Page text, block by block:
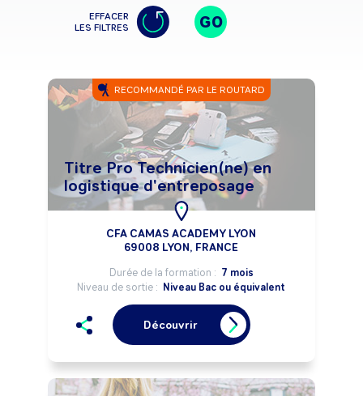
EFFACER
LES FILTRES
GO
RECOMMANDÉ PAR LE ROUTARD
Titre Pro Technicien(ne) en
logistique d'entreposage
CFA CAMAS ACADEMY LYON
69008 LYON, FRANCE
Durée de la formation : 7 mois
Niveau de sortie : Niveau Bac ou équivalent
Découvrir